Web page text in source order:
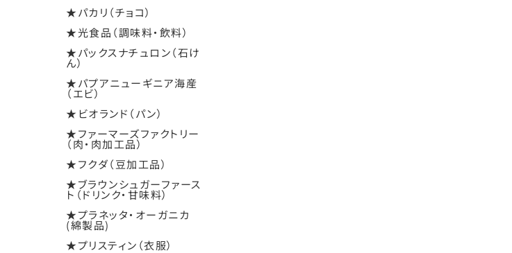
★パカリ（チョコ）
★光食品（調味料・飲料）
★パックスナチュロン（石け
ん）
★パプアニューギニア海産
（エビ）
★ビオランド（パン）
★ファーマーズファクトリー
（肉・肉加工品）
★フクダ（豆加工品）
★ブラウンシュガーファース
ト（ドリンク・甘味料）
★プラネッタ・オーガニカ
(綿製品)
★プリスティン（衣服）